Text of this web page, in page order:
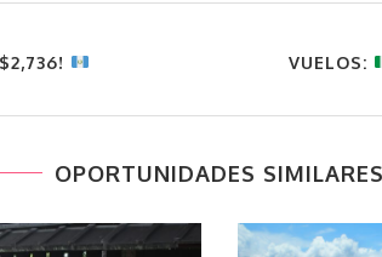
VUELOS:
OPORTUNIDADES SIMILARES